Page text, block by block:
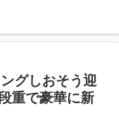
グしおそう迎
重で豪華に新